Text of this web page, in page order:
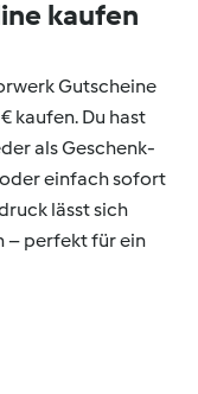
kaufen
Gutscheine
kaufen. Du hast
als Geschenk-
oder einfach sofort
lässt sich
– perfekt für ein